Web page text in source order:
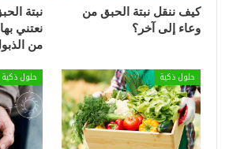
كيف ننقل نبتة الحبق من
وعاء إلى آخر؟
نبتة
نعتني
من
حلول ذكية حلول ذكية